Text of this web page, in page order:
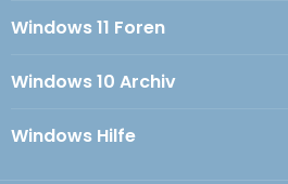
Windows 11 Foren
Windows 10 Archiv
Windows Hilfe